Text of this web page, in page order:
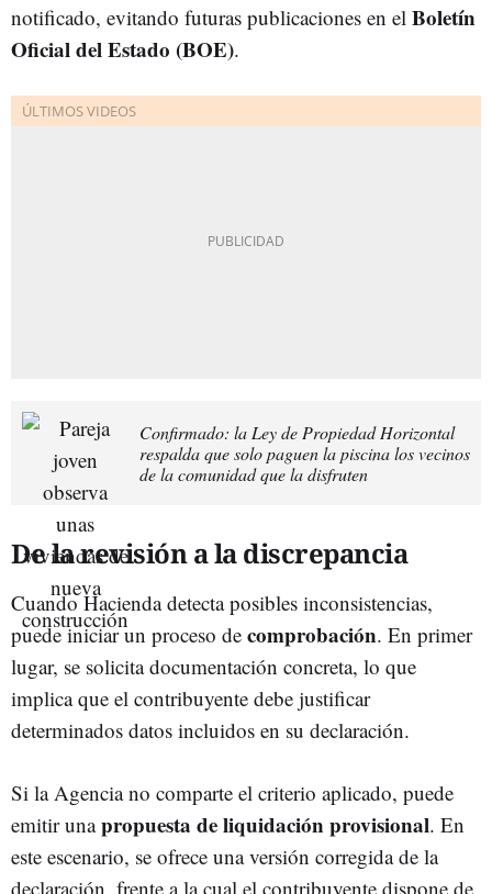
notificado, evitando futuras publicaciones en el Boletín
Oficial del Estado (BOE).
Confirmado: la Ley de Propiedad Horizontal
respalda que solo paguen la piscina los vecinos
de la comunidad que la disfruten
De la revisión a la discrepancia
Cuando Hacienda detecta posibles inconsistencias,
puede iniciar un proceso de comprobación. En primer
lugar, se solicita documentación concreta, lo que
implica que el contribuyente debe justificar
determinados datos incluidos en su declaración.
Si la Agencia no comparte el criterio aplicado, puede
emitir unapropuesta de liquidación provisional. En
este escenario, se ofrece una versión corregida de la
declaración, frente a la cual el contribuyente dispone de